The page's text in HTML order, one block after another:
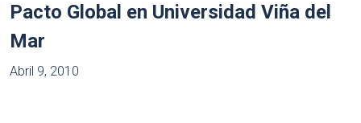
Pacto Global en Universidad Viña del
Mar
Abril 9, 2010